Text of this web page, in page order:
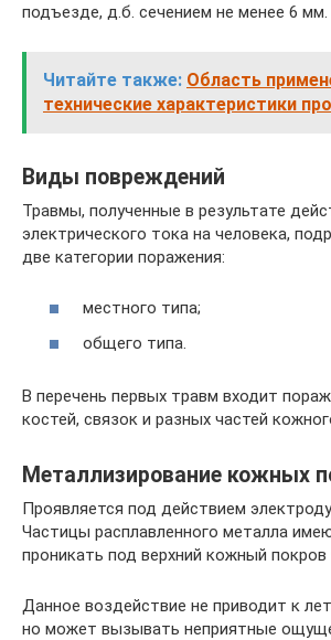
подъезде, д.б. сечением не менее 6 мм.
Читайте также: Область
технические характеристики
Виды повреждений
Травмы, полученные в результате
электрического тока на человека,
две категории поражения:
местного типа;
общего типа.
В перечень первых травм входит
костей, связок и разных частей
Металлизирование кожных
Проявляется под действием
Частицы расплавленного металла
проникать под верхний кожный покров
Данное воздействие не приводит к
но может вызывать неприятные